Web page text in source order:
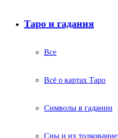
Таро и гадания
Все
Всё о картах Таро
Символы в гадании
Сны и их толкование